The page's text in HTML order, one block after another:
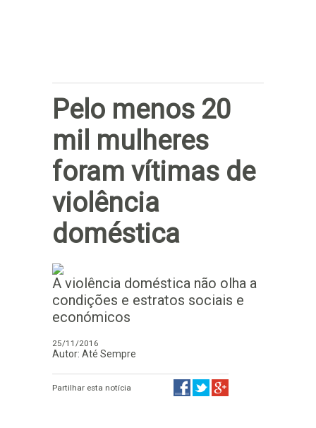
Pelo menos 20
mil mulheres
foram vítimas de
violência
doméstica
A violência doméstica não olha a
condições e estratos sociais e
económicos
25/11/2016
Autor: Até Sempre
Partilhar esta notícia